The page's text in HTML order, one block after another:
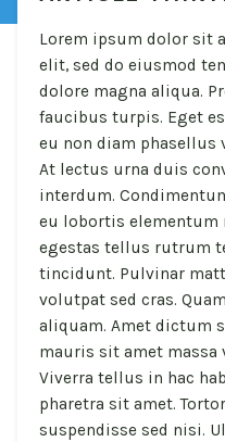
Lorem ipsum dolor sit
elit, sed do eiusmod
dolore magna aliqua.
faucibus turpis. Eget
eu non diam
At lectus urna duis
interdum.
eu lobortis elementum
egestas tellus rutrum
tincidunt. Pulvinar
volutpat sed cras.
aliquam. Amet dictum
mauris sit amet
Viverra tellus in hac
pharetra sit amet.
suspendisse sed nisi.